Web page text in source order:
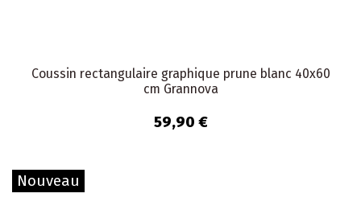
Coussin rectangulaire graphique prune blanc 40x60
cm Grannova
59,90 €
Nouveau